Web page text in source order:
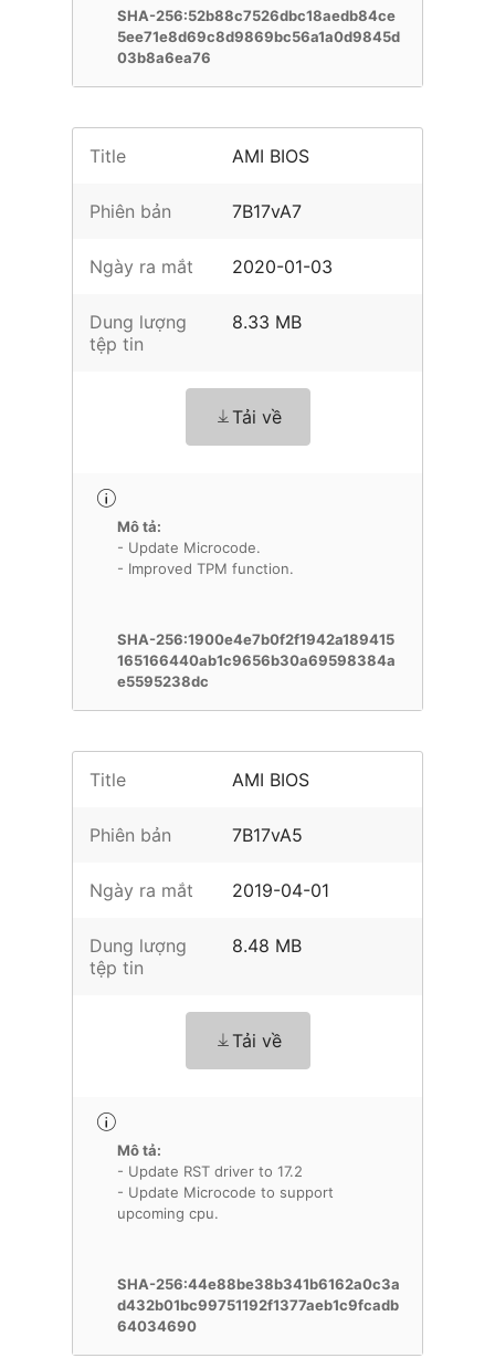
SHA-256:52b88c7526dbc18aedb84ce
5ee71e8d69c8d9869bc56a1a0d9845d
03b8a6ea76
Title AMI BIOS
Phiên bản 7B17vA7
Ngày ra mắt 2020-01-03
Dung lượng
tệp tin
8.33 MB
Tải về
Mô tả:
- Update Microcode.
- Improved TPM function.
SHA-256:1900e4e7b0f2f1942a189415
165166440ab1c9656b30a69598384a
e5595238dc
Title AMI BIOS
Phiên bản 7B17vA5
Ngày ra mắt 2019-04-01
Dung lượng
tệp tin
8.48 MB
Tải về
Mô tả:
- Update RST driver to 17.2
- Update Microcode to support
upcoming cpu.
SHA-256:44e88be38b341b6162a0c3a
d432b01bc99751192f1377aeb1c9fcadb
64034690